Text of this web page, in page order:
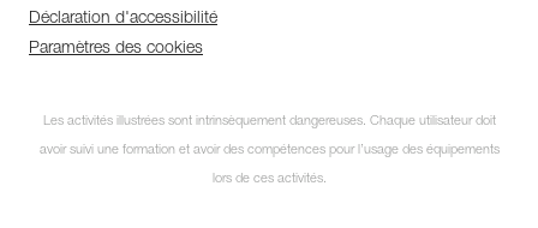
Déclaration d'accessibilité
Paramètres des cookies
Les activités illustrées sont intrinsèquement dangereuses. Chaque utilisateur doit
avoir suivi une formation et avoir des compétences pour l’usage des équipements
lors de ces activités.